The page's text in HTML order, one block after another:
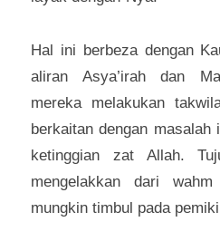
Hal ini berbeza dengan
aliran Asya’irah dan
mereka melakukan
berkaitan dengan masalah
ketinggian zat Allah.
mengelakkan dari
mungkin timbul pada